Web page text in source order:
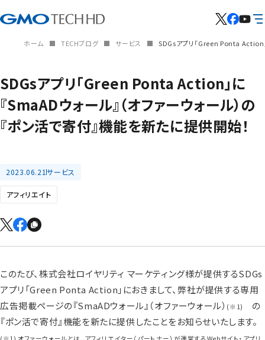
ホーム TECHブログ サービス SDGsアプリ「Green Ponta Action
SDGsアプリ「Green Ponta Action」に
『SmaADウォール』（オファーウォール）の
『ポン活で寄付』機能を新たに提供開始！
2023.06.21サービス
アフィリエイト
このたび、株式会社ロイヤリティ マーケティング様が提供するSDGs
アプリ「Green Ponta Action」におきまして、弊社が提供する専用
広告掲載ページの『SmaADウォール』（オファーウォール） (※1)
の
『ポン活で寄付』機能を新たに提供したことをお知らせいたします。